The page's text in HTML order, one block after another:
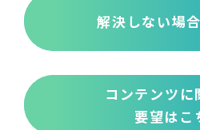
解決しない場
コンテンツに
要望はこ